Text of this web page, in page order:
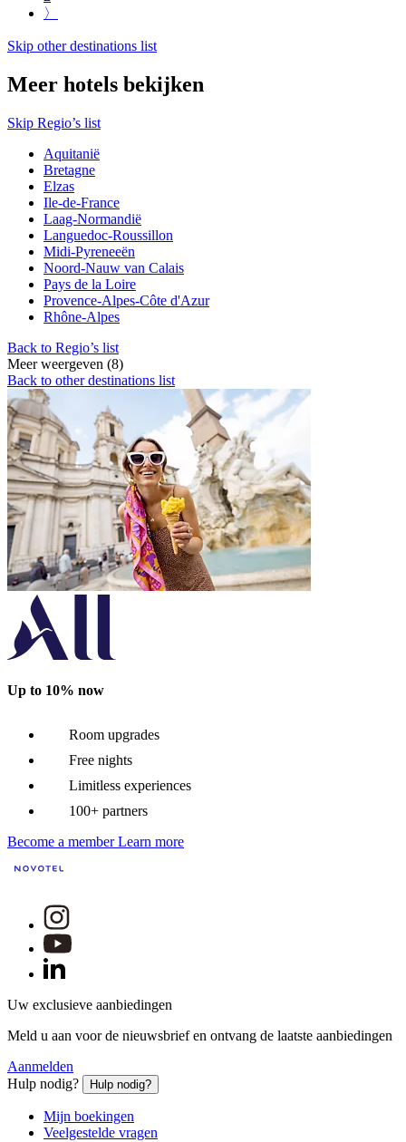
〉
Skip other destinations list
Meer hotels bekijken
Skip Regio’s list
Aquitanië
Bretagne
Elzas
Ile-de-France
Laag-Normandië
Languedoc-Roussillon
Midi-Pyreneeën
Noord-Nauw van Calais
Pays de la Loire
Provence-Alpes-Côte d'Azur
Rhône-Alpes
Back to Regio’s list
Meer weergeven (8)
Back to other destinations list
Up to 10% now
Room upgrades
Free nights
Limitless experiences
100+ partners
Become a member Learn more
Uw exclusieve aanbiedingen
Meld u aan voor de nieuwsbrief en ontvang de laatste aanbiedingen
Aanmelden
Hulp nodig?
Hulp nodig?
Mijn boekingen
Veelgestelde vragen